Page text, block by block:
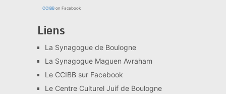
CCIBBon Facebook
Liens
La Synagogue de Boulogne
La Synagogue Maguen Avraham
Le CCIBB sur Facebook
Le Centre Culturel Juif de Boulogne